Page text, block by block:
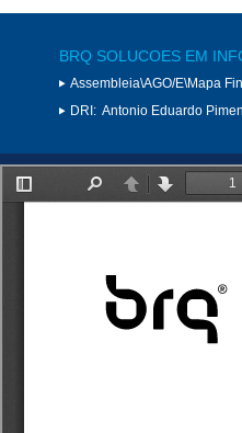
BRQ SOLUCOES EM
Assembleia\AGO/E\Mapa
DRI: Antonio Eduardo